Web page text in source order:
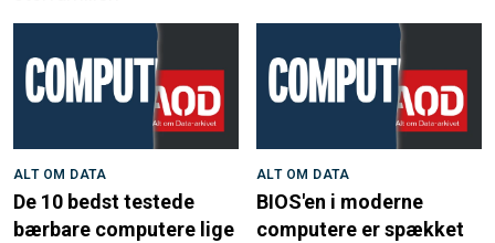
ALT OM DATA
De 10 bedst testede
bærbare computere lige
ALT OM DATA
BIOS'en i moderne
computere er spækket